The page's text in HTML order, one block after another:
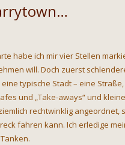
habe ich mir vier Stellen
will. Doch zuerst
typische Stadt – eine
und „Take-aways“ und
rechtwinklig angeordnet,
fahren kann. Ich erledige